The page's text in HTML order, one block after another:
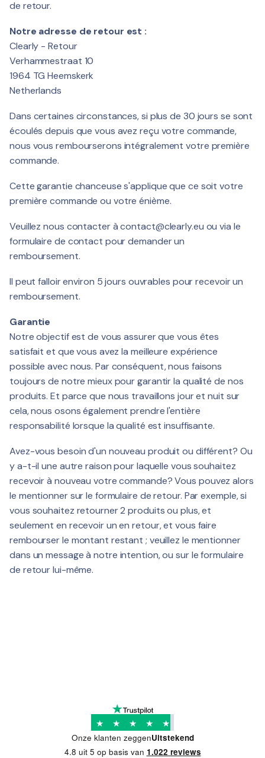
de retour.
Notre adresse de retour est :
Clearly - Retour
Verhammestraat 10
1964 TG Heemskerk
Netherlands
Dans certaines circonstances, si plus de 30 jours se sont
écoulés depuis que vous avez reçu votre commande,
nous vous rembourserons intégralement votre première
commande.
Cette garantie chanceuse s'applique que ce soit votre
première commande ou votre énième.
Veuillez nous contacter àcontact@clearly.eu ou via le
formulaire de contact pour demander un
remboursement.
Il peut falloir environ 5 jours ouvrables pour recevoir un
remboursement.
Garantie
Notre objectif est de vous assurer que vous êtes
satisfait et que vous avez la meilleure expérience
possible avec nous. Par conséquent, nous faisons
toujours de notre mieux pour garantir la qualité de nos
produits. Et parce que nous travaillons jour et nuit sur
cela, nous osons également prendre l'entière
responsabilité lorsque la qualité est insuffisante.
Avez-vous besoin d'un nouveau produit ou différent? Ou
y a-t-il une autre raison pour laquelle vous souhaitez
recevoir à nouveau votre commande? Vous pouvez alors
le mentionner sur le formulaire de retour. Par exemple, si
vous souhaitez retourner 2 produits ou plus, et
seulement en recevoir un en retour, et vous faire
rembourser le montant restant ; veuillez le mentionner
dans un message à notre intention, ou sur le formulaire
de retour lui-même.
Onze klanten zeggenUitstekend
★ ★ ★ ★ ★
4.8 uit 5 op basis van 1.022 reviews